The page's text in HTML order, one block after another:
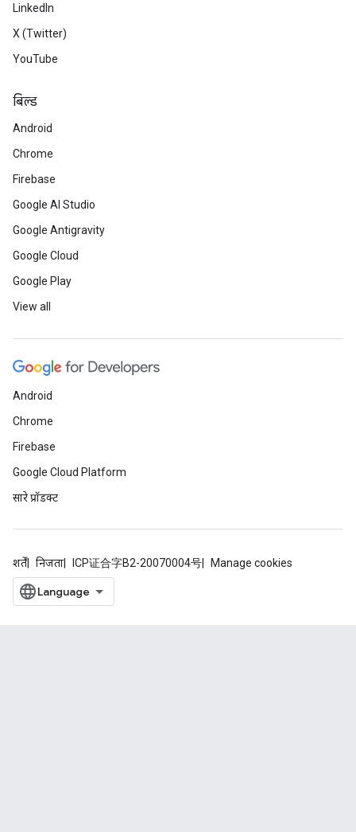
LinkedIn
X (Twitter)
YouTube
बिल्ड
Android
Chrome
Firebase
Google AI Studio
Google Antigravity
Google Cloud
Google Play
View all
Android
Chrome
Firebase
Google Cloud Platform
सारे प्रॉडक्ट
शर्तें निजता ICP证合字B2-20070004号 Manage cookies